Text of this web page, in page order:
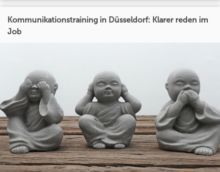
Kommunikationstraining in Düsseldorf: Klarer reden im
Job